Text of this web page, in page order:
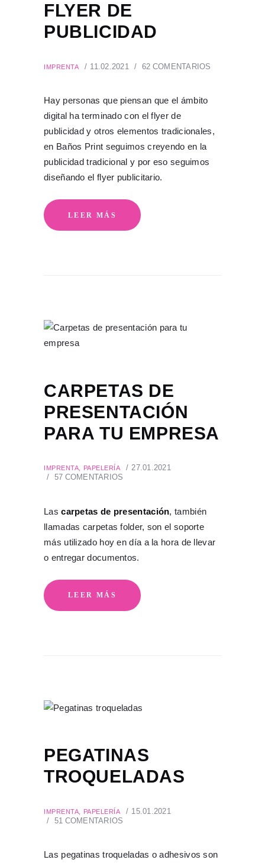
FLYER DE
PUBLICIDAD
IMPRENTA 11.02.2021 62 COMENTARIOS
Hay personas que piensan que el ámbito
digital ha terminado con el flyer de
publicidad y otros elementos tradicionales,
en Baños Print seguimos creyendo en la
publicidad tradicional y por eso seguimos
diseñando el flyer publicitario.
LEER MÁS
CARPETAS DE
PRESENTACIÓN
PARA TU EMPRESA
IMPRENTA PAPELERÍA
27.01.2021
57 COMENTARIOS
Lascarpetas de presentación, también
llamadas carpetas folder, son el soporte
más utilizado hoy en día a la hora de llevar
o entregar documentos.
LEER MÁS
PEGATINAS
TROQUELADAS
IMPRENTA PAPELERÍA
15.01.2021
51 COMENTARIOS
Las pegatinas troqueladas o adhesivos son